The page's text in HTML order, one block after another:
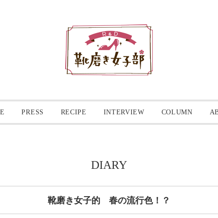
PRESS RECIPE INTERVIEW COLUMN
DIARY
靴磨き女子的 春の流行色！？